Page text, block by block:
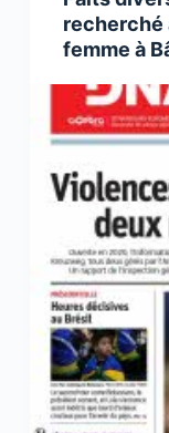
recherché
femme à